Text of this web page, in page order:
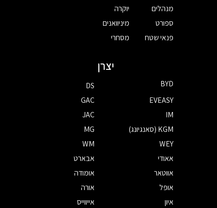
מנהלים
ספורט
פנאי שטח
יוקרה
מיניוואנים
מסחרי
יצרן
BYD
DS
EVEASY
GAC
IM
JAC
KGM (סאנגיונג)
MG
WEY
WM
אאודי
אבארט
אווטאר
אומודה
אופל
אורה
איון
אייווייס